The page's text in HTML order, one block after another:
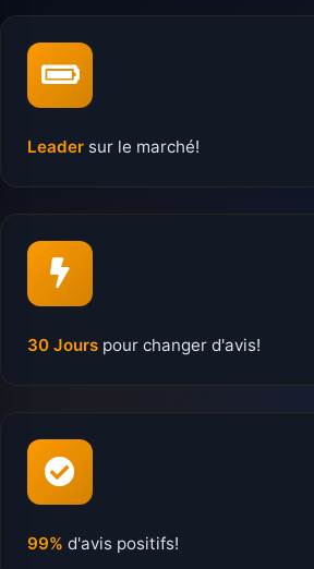
Leader sur le marché!
30 Jours pour changer d'avis!
99% d'avis positifs!